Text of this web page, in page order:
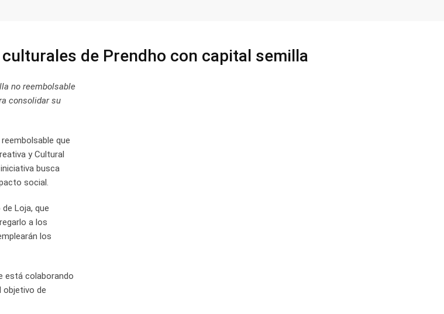
de Prendho con capital semilla
no reembolsable
consolidar su
que
y Cultural
busca
social.
Loja, que
a los
los
está colaborando
objetivo de